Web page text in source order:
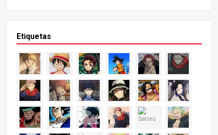
Etiquetas